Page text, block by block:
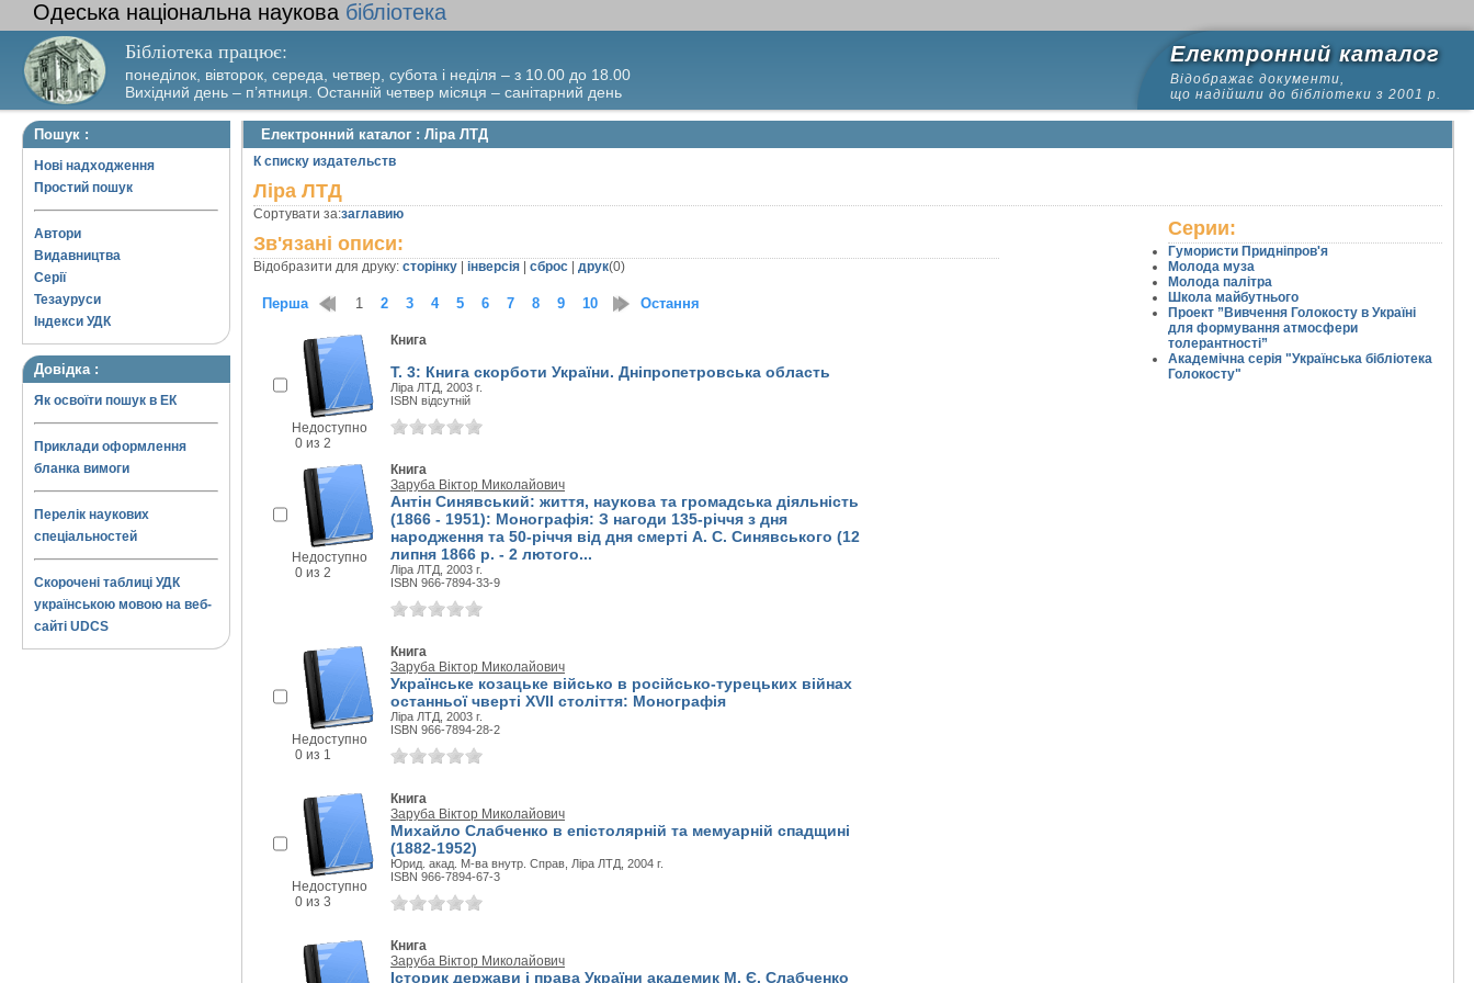
Одеська національна наукова бібліотека
Бібліотека працює:
понеділок, вівторок, середа, четвер, субота і неділя – з 10.00 до 18.00
Вихідний день – п’ятниця. Останній четвер місяця – санітарний день
Електронний каталог
Відображає документи,
що надійшли до бібліотеки з 2001 р.
Пошук :
Нові надходження
Простий пошук
Автори
Видавництва
Серії
Тезауруси
Індекси УДК
Довідка :
Як освоїти пошук в ЕК
Приклади оформлення
бланка вимоги
Перелік наукових
спеціальностей
Скорочені таблиці УДК
українською мовою на веб-
сайті UDCS
Електронний каталог : Ліра ЛТД
К списку издательств
Ліра ЛТД
Сортувати за:заглавию
Зв'язані описи:
Відобразити для друку: сторінку інверсія сброс друк(0)
Перша 1 2 3 4 5 6 7 8 9 10 11 12 13 27 28 29 30 31 34 35
Остання
Недоступно
0 из 2
Книга
Т. 3: Книга скорботи України. Дніпропетровська область
Ліра ЛТД, 2003 г.
ISBN відсутній
Недоступно
0 из 2
Книга
Заруба Віктор Миколайович
Антін Синявський: життя, наукова та громадська діяльність
(1866 - 1951): Монографія: З нагоди 135-річчя з дня
народження та 50-річчя від дня смерті А. С. Синявського (12
липня 1866 р. - 2 лютого...
Ліра ЛТД, 2003 г.
ISBN 966-7894-33-9
Недоступно
0 из 1
Книга
Заруба Віктор Миколайович
Українське козацьке військо в російсько-турецьких війнах
останньої чверті XVII століття: Монографія
Ліра ЛТД, 2003 г.
ISBN 966-7894-28-2
Недоступно
0 из 3
Книга
Заруба Віктор Миколайович
Михайло Слабченко в епістолярній та мемуарній спадщині
(1882-1952)
Юрид. акад. М-ва внутр. Справ, Ліра ЛТД, 2004 г.
ISBN 966-7894-67-3
Книга
Заруба Віктор Миколайович
Історик держави і права України академик М. Є. Слабченко
Серии:
Гумористи Придніпров'я
Молода муза
Молода палітра
Школа майбутнього
Проект ”Вивчення Голокосту в Україні
для формування атмосфери
толерантності”
Академічна серія "Українська бібліотека
Голокосту"